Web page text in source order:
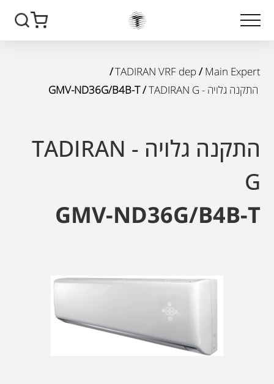
Main Expert
/
TADIRAN VRF dep
/
התקנה גלויה - TADIRAN G
/ GMV-ND36G/B4B-T
התקנה גלויה - TADIRAN
G
GMV-ND36G/B4B-T